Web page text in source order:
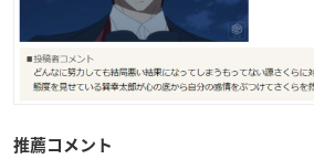
推薦コメント